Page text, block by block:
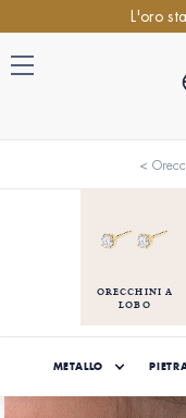
L'oro
<
ORECCHINI A
LOBO
METALLO